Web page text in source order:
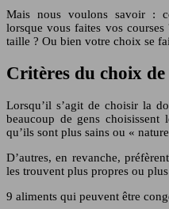
Mais nous voulons savoir :
lorsque vous faites vos
taille ? Ou bien votre choix se
Critères du choix
Lorsqu’il s’agit de choisir la
beaucoup de gens choisissent
qu’ils sont plus sains ou «
D’autres, en revanche,
les trouvent plus propres ou
9 aliments qui peuvent être